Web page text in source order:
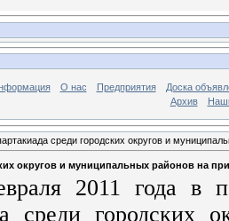
О нас Предприятия
Доска
Архив
среди городских округов и
округов и муниципальных районов на
2011 года в
среди